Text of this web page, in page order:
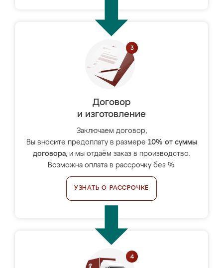
Договор
и изготовление
Заключаем договор,
Вы вносите предоплату в размере 10% от суммы
договора, и мы отдаём заказ в производство.
Возможна оплата в рассрочку без %.
УЗНАТЬ О РАССРОЧКЕ